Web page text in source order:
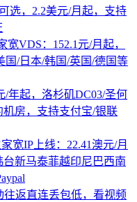
选，2.2美元/月起，支持
VDS：152.1元/月起，
国/日本/韩国/英国/德国等
/年起，洛杉矶DC03/圣何
房，支持支付宝/银联
宽IP上线：22.41澳元/月
新马泰菲越印尼巴西南
往返直连丢包低，看视频